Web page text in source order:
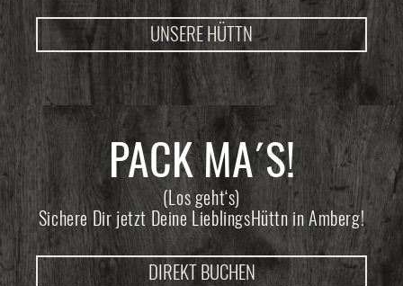
UNSERE HÜTTN
PACK MA´S!
(Los geht‘s)
Sichere Dir jetzt Deine LieblingsHüttn in Amberg!
DIREKT BUCHEN